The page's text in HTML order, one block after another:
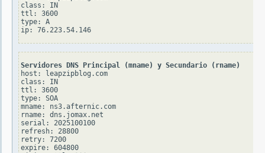
class: IN
ttl: 3600
type: A
Servidores DNS Principal (mname) y Secundario (rname)
host: leapzipblog.com
class: IN
ttl: 3600
type: SOA
mname: ns3.afternic.com
rname: dns.jomax.net
serial: 2025100100
refresh: 28800
retry: 7200
expire: 604800